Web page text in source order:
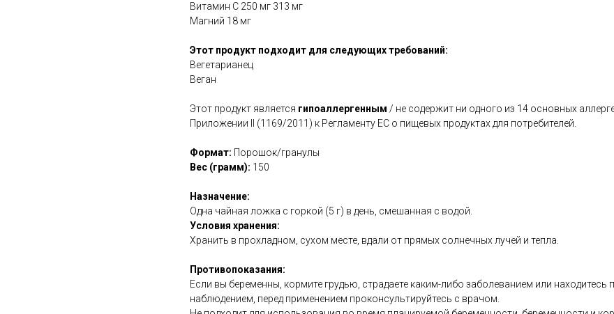
Витамин C 250 мг 313 мг
Магний 18 мг
Этот продукт подходит для следующих требований:
Вегетарианец
Веган
Этот продукт является гипоаллергенным / не содержит ни одного из 14 основных
Приложении II (1169/2011) к Регламенту ЕС о пищевых продуктах для потребителей.
Формат: Порошок/гранулы
Вес (грамм): 150
Назначение:
Одна чайная ложка с горкой (5 г) в день, смешанная с водой.
Условия хранения:
Хранить в прохладном, сухом месте, вдали от прямых солнечных лучей и тепла.
Противопоказания:
Если вы беременны, кормите грудью, страдаете каким-либо заболеванием или находитесь
наблюдением, перед применением проконсультируйтесь с врачом.